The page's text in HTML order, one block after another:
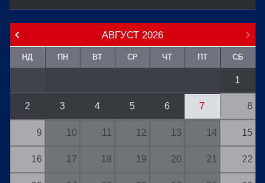
АВГУСТ 2026
НД ПН ВТ СР ЧТ ПТ СБ
1
2 3 4 5 6 7 8
9 10 11 12 13 14 15
16 17 18 19 20 21 22